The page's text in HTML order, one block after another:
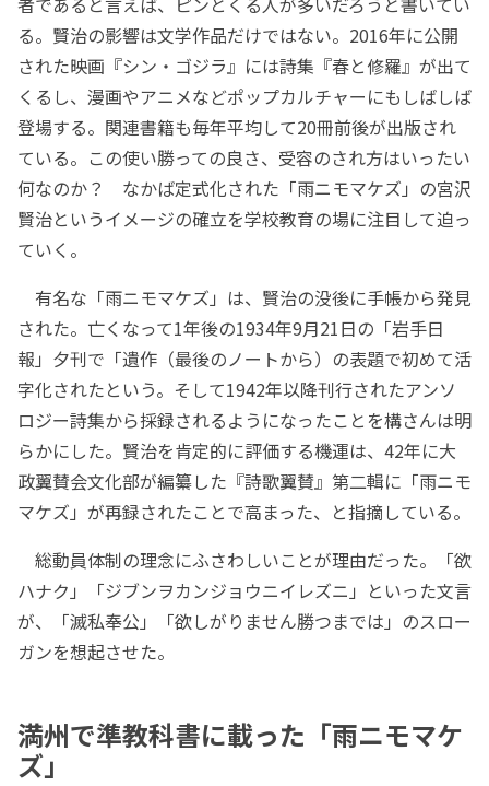
る。賢治の影響は文学作品だけではない。2016年に公開
された映画『シン・ゴジラ』には詩集『春と修羅』が出て
くるし、漫画やアニメなどポップカルチャーにもしばしば
登場する。関連書籍も毎年平均して20冊前後が出版され
ている。この使い勝っての良さ、受容のされ方はいったい
何なのか？ なかば定式化された「雨ニモマケズ」の宮沢
賢治というイメージの確立を学校教育の場に注目して迫っ
ていく。
有名な「雨ニモマケズ」は、賢治の没後に手帳から発見
された。亡くなって1年後の1934年9月21日の「岩手日
報」夕刊で「遺作（最後のノートから）の表題で初めて活
字化されたという。そして1942年以降刊行されたアンソ
ロジー詩集から採録されるようになったことを構さんは明
らかにした。賢治を肯定的に評価する機運は、42年に大
政翼賛会文化部が編纂した『詩歌翼賛』第二輯に「雨ニモ
マケズ」が再録されたことで高まった、と指摘している。
総動員体制の理念にふさわしいことが理由だった。「欲
ハナク」「ジブンヲカンジョウニイレズニ」といった文言
が、「滅私奉公」「欲しがりません勝つまでは」のスロー
ガンを想起させた。
満州で準教科書に載った「雨ニモマケ
ズ」